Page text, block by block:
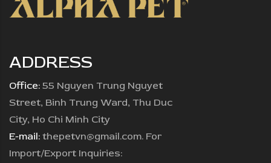
ADDRESS
Office: 55 Nguyen Trung Nguyet
Street, Binh Trung Ward, Thu Duc
City, Ho Chi Minh City
E-mail: thepetvn@gmail.com. For
Import/Export Inquiries: